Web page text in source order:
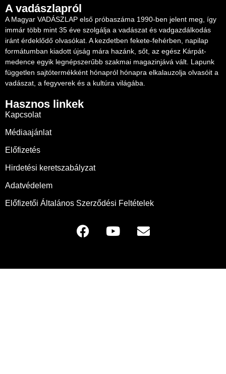
A vadászlapról
A Magyar VADÁSZLAP első próbaszáma 1990-ben jelent meg, így
immár több mint 35 éve szolgálja a vadászat és vadgazdálkodás
iránt érdeklődő olvasókat. A kezdetben fekete-fehérben, napilap
formátumban kiadott újság mára hazánk, sőt, az egész Kárpát-
medence egyik legnépszerűbb szakmai magazinjává vált. Lapunk
független sajtótermékként hónapról hónapra elkalauzolja olvasóit a
vadászat, a fegyverek és a kultúra világába.
Hasznos linkek
Kapcsolat
Médiaajánlat
Előfizetés
Hirdetési keretszabályzat
Adatvédelem
Előfizetői Általános Szerződési Feltételek